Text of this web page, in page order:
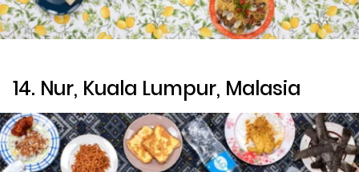
14. Nur, Kuala Lumpur, Malasia